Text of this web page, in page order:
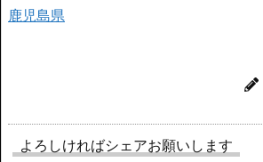
鹿児島県
よろしければシェアお願いします